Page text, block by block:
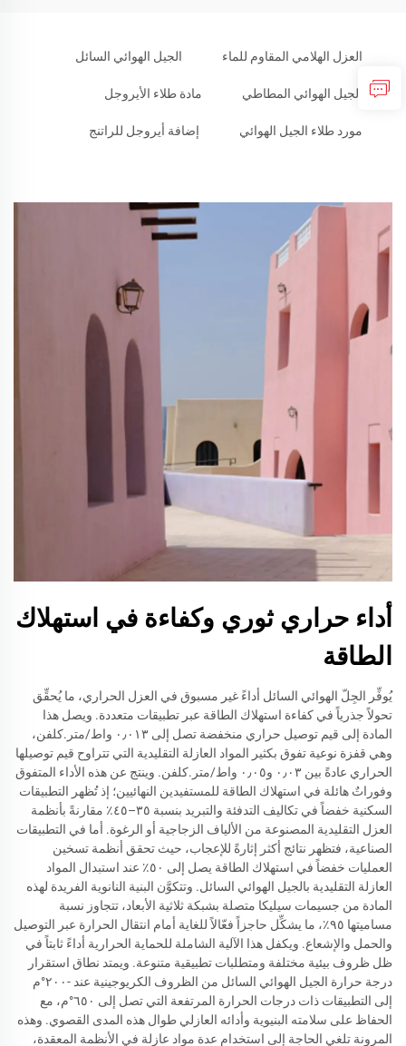
العزل الهلامي المقاوم للماء الجيل الهوائي السائل
الجيل الهوائي المطاطي مادة طلاء الأيروجل
مورد طلاء الجيل الهوائي إضافة أيروجل للراتنج
أداء حراري ثوري وكفاءة في استهلاك
الطاقة
يُوفِّر الجِلّ الهوائي السائل أداءً غير مسبوق في العزل الحراري، ما يُحقِّق
تحولاً جذرياً في كفاءة استهلاك الطاقة عبر تطبيقات متعددة. ويصل هذا
المادة إلى قيم توصيل حراري منخفضة تصل إلى ٠٫٠١٣ واط/متر.كلفن،
وهي قفزة نوعية تفوق بكثير المواد العازلة التقليدية التي تتراوح قيم توصيلها
الحراري عادةً بين ٠٫٠٣ و٠٫٠٥ واط/متر.كلفن. وينتج عن هذه الأداء المتفوق
وفوراتٌ هائلة في استهلاك الطاقة للمستفيدين النهائيين؛ إذ تُظهر التطبيقات
السكنية خفضاً في تكاليف التدفئة والتبريد بنسبة ٣٥–٤٥٪ مقارنةً بأنظمة
العزل التقليدية المصنوعة من الألياف الزجاجية أو الرغوة. أما في التطبيقات
الصناعية، فتظهر نتائج أكثر إثارةً للإعجاب، حيث تحقق أنظمة تسخين
العمليات خفضاً في استهلاك الطاقة يصل إلى ٥٠٪ عند استبدال المواد
العازلة التقليدية بالجيل الهوائي السائل. وتتكوَّن البنية النانوية الفريدة لهذه
المادة من جسيمات سيليكا متصلة بشبكة ثلاثية الأبعاد، تتجاوز نسبة
مساميتها ٩٥٪، ما يشكِّل حاجزاً فعّالاً للغاية أمام انتقال الحرارة عبر التوصيل
والحمل والإشعاع. ويكفل هذا الآلية الشاملة للحماية الحرارية أداءً ثابتاً في
ظل ظروف بيئية مختلفة ومتطلبات تطبيقية متنوعة. ويمتد نطاق استقرار
درجة حرارة الجيل الهوائي السائل من الظروف الكريوجينية عند -٢٠٠°م
إلى التطبيقات ذات درجات الحرارة المرتفعة التي تصل إلى ٦٥٠°م، مع
الحفاظ على سلامته البنيوية وأدائه العازلي طوال هذه المدى القصوي. وهذه
المرونة تلغي الحاجة إلى استخدام عدة مواد عازلة في الأنظمة المعقدة،